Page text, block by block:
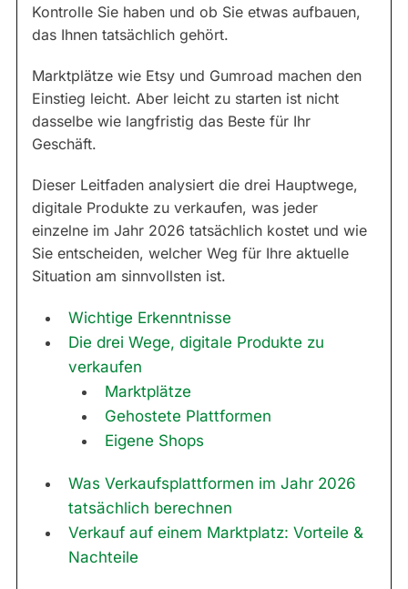
Kontrolle Sie haben und ob Sie etwas aufbauen,
das Ihnen tatsächlich gehört.
Marktplätze wie Etsy und Gumroad machen den
Einstieg leicht. Aber leicht zu starten ist nicht
dasselbe wie langfristig das Beste für Ihr
Geschäft.
Dieser Leitfaden analysiert die drei Hauptwege,
digitale Produkte zu verkaufen, was jeder
einzelne im Jahr 2026 tatsächlich kostet und wie
Sie entscheiden, welcher Weg für Ihre aktuelle
Situation am sinnvollsten ist.
Wichtige Erkenntnisse
Die drei Wege, digitale Produkte zu
verkaufen
Marktplätze
Gehostete Plattformen
Eigene Shops
Was Verkaufsplattformen im Jahr 2026
tatsächlich berechnen
Verkauf auf einem Marktplatz: Vorteile &
Nachteile